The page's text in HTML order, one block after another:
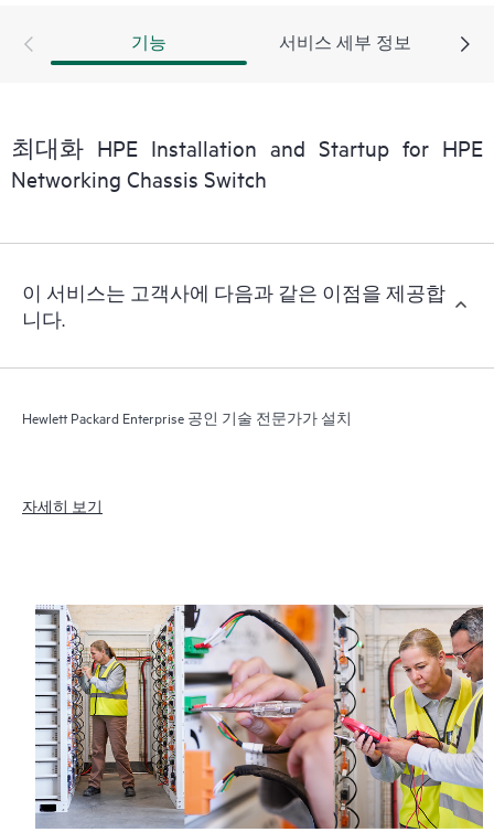
기능 서비스 세부 정보
최대화 HPE Installation and Startup for HPE
Networking Chassis Switch
이 서비스는 고객사에 다음과 같은 이점을 제공합
니다.
Hewlett Packard Enterprise 공인 기술 전문가가 설치
자세히 보기